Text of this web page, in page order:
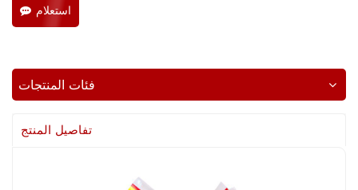
استعلام
فئات المنتجات
تفاصيل المنتج